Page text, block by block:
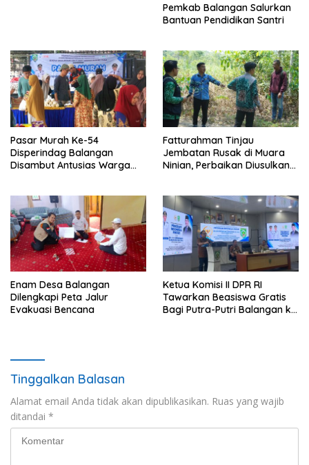
Pemkab Balangan Salurkan
Bantuan Pendidikan Santri
Pasar Murah Ke-54
Disperindag Balangan
Disambut Antusias Warga
Fatturahman Tinjau
Jembatan Rusak di Muara
Ninian, Perbaikan Diusulkan
Enam Desa Balangan
Dilengkapi Peta Jalur
Evakuasi Bencana
Ketua Komisi II DPR RI
Tawarkan Beasiswa Gratis
Bagi Putra-Putri Balangan ke
Tinggalkan Balasan
Alamat email Anda tidak akan dipublikasikan. Ruas yang wajib
ditandai *